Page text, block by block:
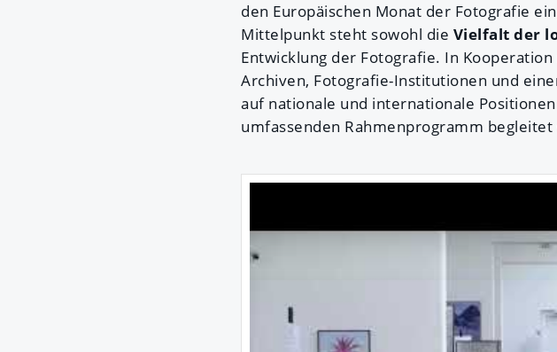
den Europäischen Monat der Fotografie
Mittelpunkt steht sowohl die Vielfalt der
Entwicklung der Fotografie. In
Archiven, Fotografie-Institutionen und
auf nationale und internationale
umfassenden Rahmenprogramm begleitet